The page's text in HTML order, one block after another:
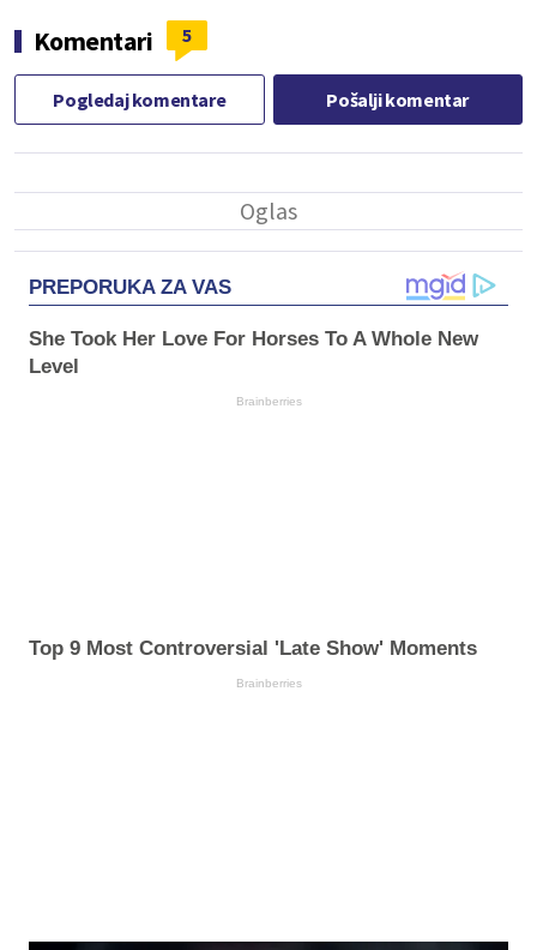
Komentari 5
Pogledaj komentare Pošalji komentar
PREPORUKA ZA VAS
She Took Her Love For Horses To A Whole New
Level
Brainberries
Top 9 Most Controversial 'Late Show' Moments
Brainberries